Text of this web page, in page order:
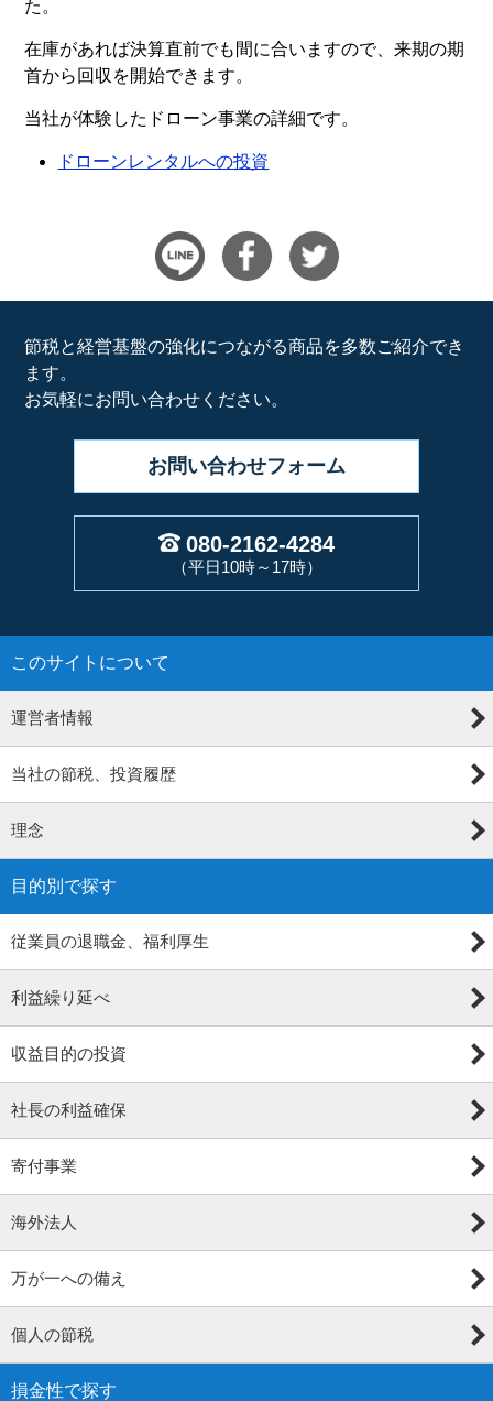
た。
在庫があれば決算直前でも間に合いますので、来期の期
首から回収を開始できます。
当社が体験したドローン事業の詳細です。
ドローンレンタルへの投資
節税と経営基盤の強化につながる商品を多数ご紹介でき
ます。
お気軽にお問い合わせください。
お問い合わせフォーム
080-2162-4284
（平日10時～17時）
このサイトについて
運営者情報
当社の節税、投資履歴
理念
目的別で探す
従業員の退職金、福利厚生
利益繰り延べ
収益目的の投資
社長の利益確保
寄付事業
海外法人
万が一への備え
個人の節税
損金性で探す